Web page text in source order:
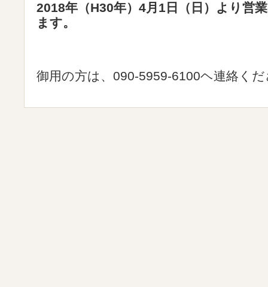
2018年（H30年）4月1日（日）より営
ます。
御用の方は、090‐5959‐6100ヘ連絡く